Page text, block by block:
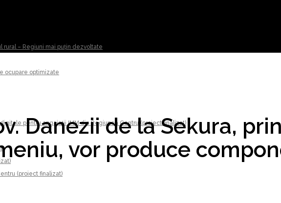
rural – Regiuni mai puțin dezvoltate
ocupare optimizate
pentru angajații IMM din Regiunea Centru (proiect finalizat)
(proiect finalizat)
Danezii de la Sekura,
vor produce